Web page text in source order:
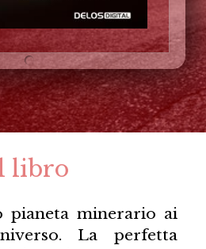
libro
pianeta minerario ai
La perfetta